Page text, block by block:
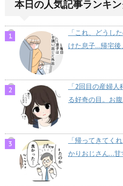
本日の人気記事ランキ
「これ、どうし
けた息子…帰宅後
「2回目の産婦
る好奇の目。お腹
「帰ってきてく
かりおじさん…甘